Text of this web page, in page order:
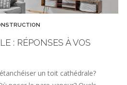
: RÉPONSES À VOS
un toit cathédrale?